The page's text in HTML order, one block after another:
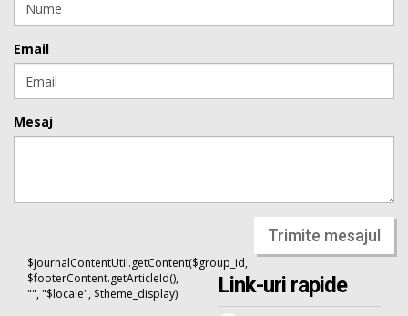
Email
Mesaj
Trimite mesajul
$journalContentUtil.getContent($group_id,
$footerContent.getArticleId(),
"", "$locale", $theme_display)
Link-uri rapide